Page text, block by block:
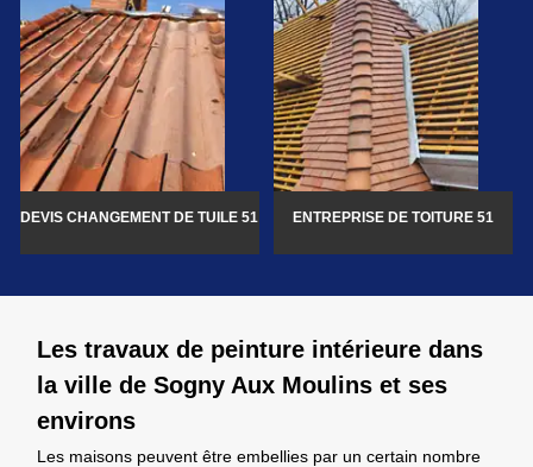
DEVIS CHANGEMENT DE TUILE 51 ENTREPRISE DE TOITURE 51
Les travaux de peinture intérieure dans
la ville de Sogny Aux Moulins et ses
environs
Les maisons peuvent être embellies par un certain nombre